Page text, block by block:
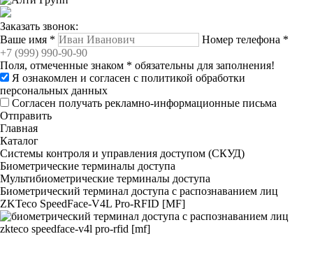
Заказать звонок:
Ваше имя * Номер телефона *
Поля, отмеченные знаком * обязательны для заполнения!
Я ознакомлен и согласен с политикой обработки
персональных данных
Согласен получать рекламно-информационные письма
Отправить
Главная
Каталог
Системы контроля и управления доступом (СКУД)
Биометрические терминалы доступа
Мультибиометрические терминалы доступа
Биометрический терминал доступа с распознаванием лиц
ZKTeco SpeedFace-V4L Pro-RFID [MF]